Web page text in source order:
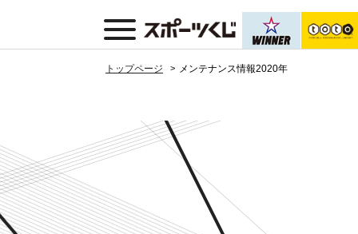
トップページ メンテナンス情報2020年